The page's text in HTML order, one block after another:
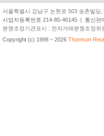
서울특별시 강남구 논현로 503 송촌빌
사업자등록번호 214-85-46145 | 통신판
분쟁조정기관표시 : 전자거래분쟁조정
Copyright (c) 1998 ~ 2026 Thomson